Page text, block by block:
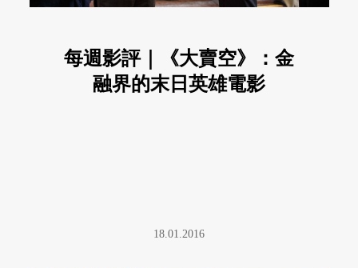
每週影評｜《大賣空》：金
融界的末日英雄電影
18.01.2016